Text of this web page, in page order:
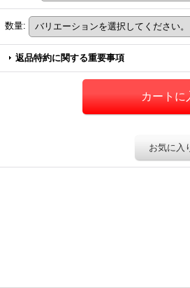
数量:
返品特約に関する重要事項
お気に入